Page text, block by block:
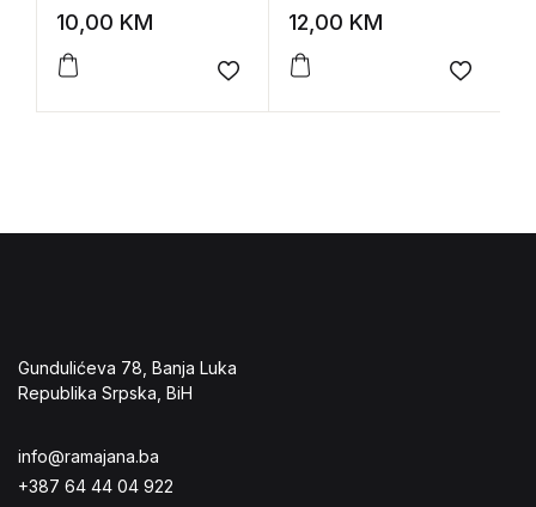
grad
10,00 KM
Add to wishlist
crnoj Americi
12,00 KM
Add to
Gundulićeva 78, Banja Luka
Republika Srpska, BiH
info@ramajana.ba
+387 64 44 04 922